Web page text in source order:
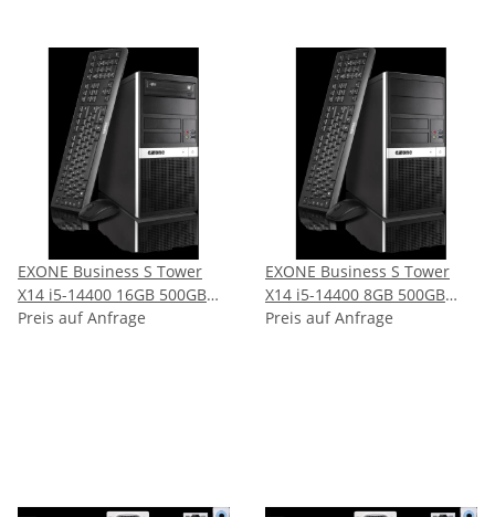
EXONE Business S Tower
X14 i5-14400 16GB 500GB
W11P ( 156763 )
Preis auf Anfrage
EXONE Business S Tower
X14 i5-14400 8GB 500GB
W11P ( 152406 )
Preis auf Anfrage